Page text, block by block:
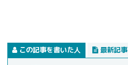
この記事を書いた人 最新記事